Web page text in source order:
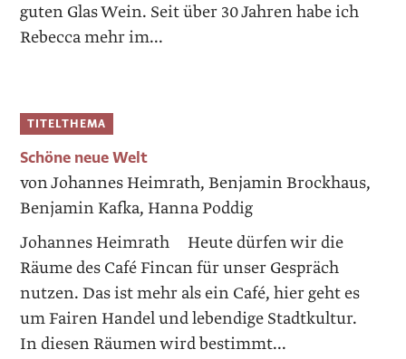
guten Glas Wein. Seit über 30 Jahren habe ich
Rebecca mehr im...
TITELTHEMA
Schöne neue Welt
von Johannes Heimrath, Benjamin Brockhaus,
Benjamin Kafka, Hanna Poddig
Johannes Heimrath Heute dürfen wir die
Räume des Café Fincan für unser Gespräch
nutzen. Das ist mehr als ein Café, hier geht es
um Fairen Handel und lebendige Stadtkultur.
In diesen Räumen wird bestimmt...